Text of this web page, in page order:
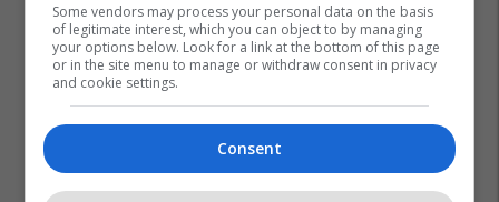
Horoskopi
Some vendors may process your personal data on the basis
of legitimate interest, which you can object to by managing
your options below. Look for a link at the bottom of this page
or in the site menu to manage or withdraw consent in privacy
and cookie settings.
Consent